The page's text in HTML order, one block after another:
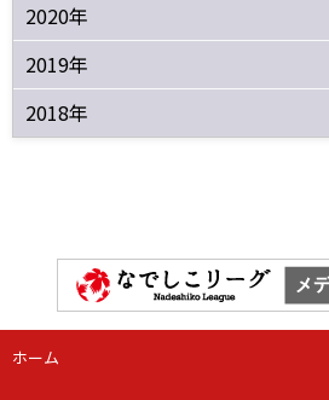
2020年
2019年
2018年
ホーム